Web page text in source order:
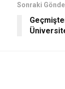
Sonraki